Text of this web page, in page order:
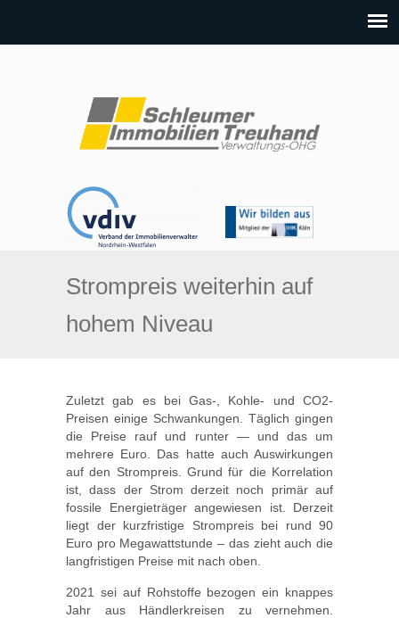
Strompreis weiterhin auf
hohem Niveau
Zuletzt gab es bei Gas-, Kohle- und CO2-
Preisen einige Schwankungen. Täglich gingen
die Preise rauf und runter — und das um
mehrere Euro. Das hatte auch Auswirkungen
auf den Strompreis. Grund für die Korrelation
ist, dass der Strom derzeit noch primär auf
fossile Energieträger angewiesen ist. Derzeit
liegt der kurzfristige Strompreis bei rund 90
Euro pro Megawattstunde – das zieht auch die
langfristigen Preise mit nach oben.
2021 sei auf Rohstoffe bezogen ein knappes
Jahr aus Händlerkreisen zu vernehmen.